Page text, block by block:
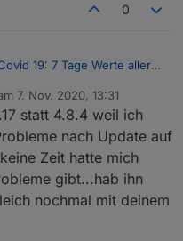
0
19: 7 Tage Werte aller
js-controller? 3.1.4 ist
10.16.3
Skript setzt die aktuellen
7. Nov. 2020, 13:31
von
statt 4.8.4 weil ich
nach Update auf
Zeit hatte mich
gibt...hab ihn
nochmal mit deinem